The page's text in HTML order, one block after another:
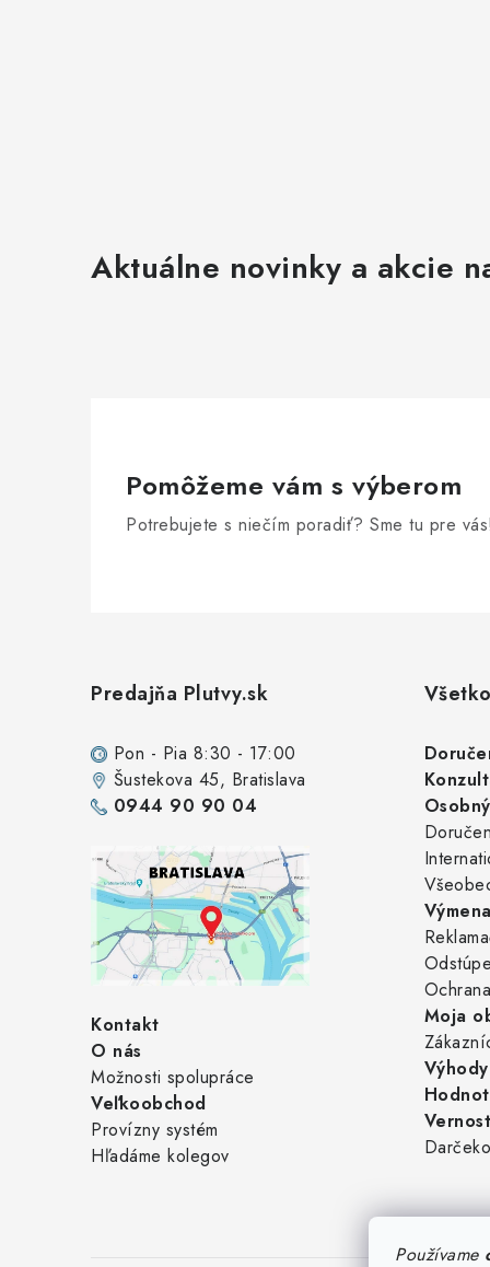
Používame
Aktuálne novinky a akcie
Pomôžeme vám s výberom
Potrebujete s niečím poradiť? Sme tu pre vás!
Predajňa Plutvy.sk
Pon - Pia 8:30 - 17:00
Šustekova 45, Bratislava
0944 90 90 04
Kontakt
O nás
Možnosti spolupráce
Veľkoobchod
Provízny systém
Hľadáme kolegov
Moja